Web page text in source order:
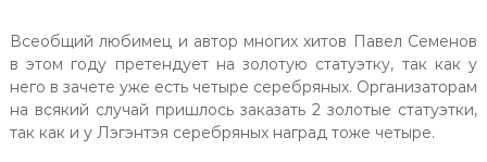
Всеобщий любимец и автор многих хитов Павел Семенов
в этом году претендует на золотую статуэтку, так как у
него в зачете уже есть четыре серебряных. Организаторам
на всякий случай пришлось заказать 2 золотые статуэтки,
так как и у Лэгэнтэя серебряных наград тоже четыре.